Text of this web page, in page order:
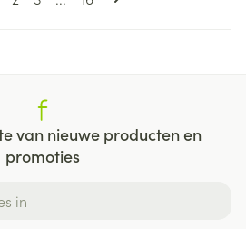
van nieuwe producten en
promoties